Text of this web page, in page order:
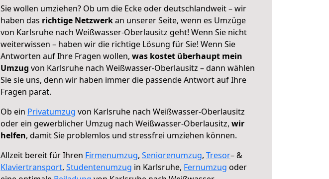
Sie wollen umziehen? Ob um die Ecke oder deutschlandweit – wir
haben das richtige Netzwerkan unserer Seite, wenn es Umzüge
von Karlsruhe nach Weißwasser-Oberlausitz geht! Wenn Sie nicht
weiterwissen – haben wir die richtige Lösung für Sie! Wenn Sie
Antworten auf Ihre Fragen wollen, was kostet überhaupt mein
Umzug von Karlsruhe nach Weißwasser-Oberlausitz – dann wählen
Sie sie uns, denn wir haben immer die passende Antwort auf Ihre
Fragen parat.
Ob ein Privatumzug von Karlsruhe nach Weißwasser-Oberlausitz
oder ein gewerblicher Umzug nach Weißwasser-Oberlausitz, wir
helfen, damit Sie problemlos und stressfrei umziehen können.
Allzeit bereit für Ihren Firmenumzug, Seniorenumzug, Tresor– &
Klaviertransport, Studentenumzug in Karlsruhe, Fernumzug oder